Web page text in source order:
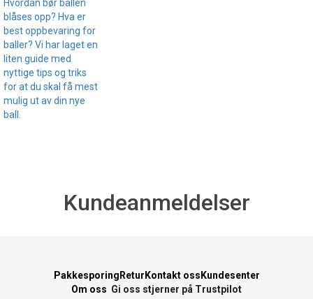
Hvordan bør ballen
blåses opp? Hva er
best oppbevaring for
baller? Vi har laget en
liten guide med
nyttige tips og triks
for at du skal få mest
mulig ut av din nye
ball.
Kundeanmeldelser
Pakkesporing Retur Kontakt oss Kundesenter
Om oss Gi oss stjerner på Trustpilot